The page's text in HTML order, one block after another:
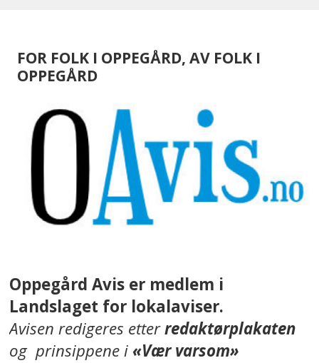
FOR FOLK I OPPEGÅRD, AV FOLK I
OPPEGÅRD
Oppegård Avis er medlem i
Landslaget for lokalaviser.
Avisen redigeres etterredaktørplakaten
og prinsippene i«Vær varsom»